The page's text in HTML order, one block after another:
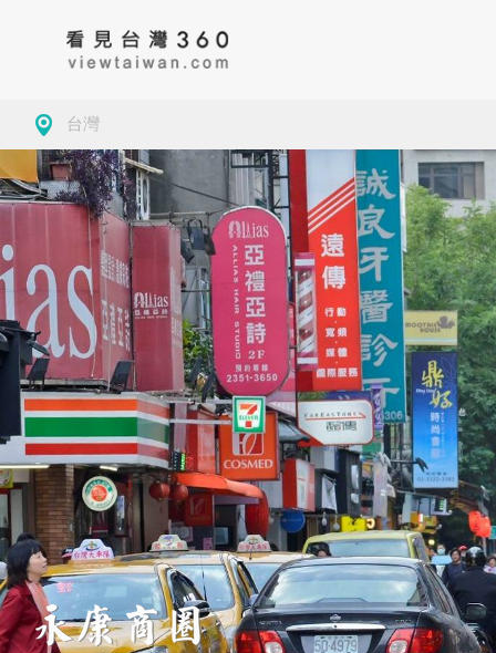
彰化
台
新
基
桃
新
苗
房地產
大學校園
導覽
觀光工廠
商務空間
墓園
觀光
藥局
景緻
美食
咖啡
小確幸
玩樂
古蹟
公園
茶
地方特色
夜市
學校
客家委員會客家文
化發展中心
基隆市仁愛區
基隆市安樂區 新北市萬里區
台灣